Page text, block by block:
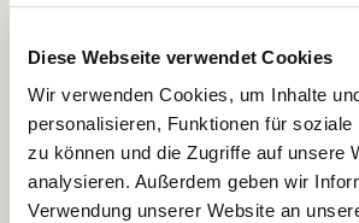
Diese Webseite verwendet Cookies
Wir verwenden Cookies, um Inhalte
personalisieren, Funktionen für soziale
zu können und die Zugriffe auf unsere
analysieren. Außerdem geben wir
Verwendung unserer Website an
Ich bin damit einverstanden, dass meine
ausschließlich zum Zweck der Durchführung
verarbeitet, auf IT- Systemen der Garitz
GmbH, Heinrich-von-Kleist-Straße 2, 97688
(Betreiber) gespeichert und an die für das